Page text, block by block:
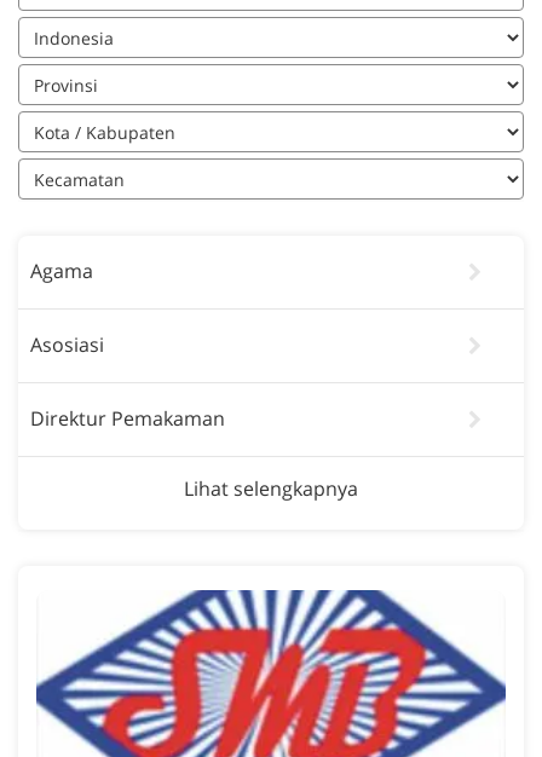
Agama
Asosiasi
Direktur Pemakaman
Lihat selengkapnya